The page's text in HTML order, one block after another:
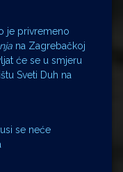
je privremeno
na Zagrebačkoj
će se u smjeru
Sveti Duh na
se neće